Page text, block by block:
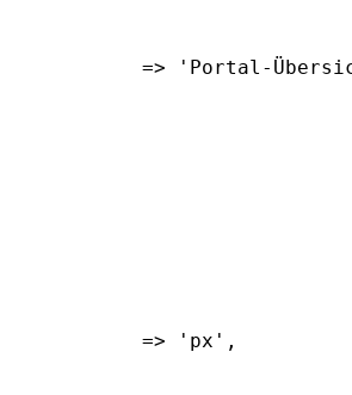
'PORTAL'							=> 'Portal-
	'PIXEL'								=> 'px',